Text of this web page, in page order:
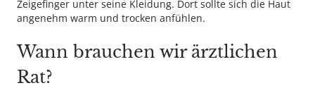
Zeigefinger unter seine Kleidung. Dort sollte sich die Haut
angenehm warm und trocken anfühlen.
Wann brauchen wir ärztlichen
Rat?